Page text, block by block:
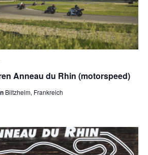
Anneau du Rhin (motorspeed)
Biltzheim, Frankreich